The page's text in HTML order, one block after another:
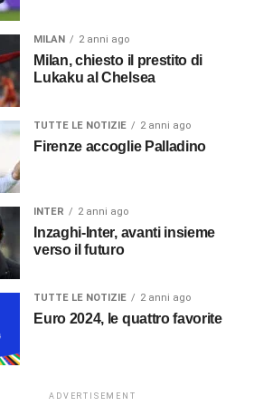
MILAN 2 anni ago
Milan, chiesto il prestito di
Lukaku al Chelsea
TUTTE LE NOTIZIE 2 anni ago
Firenze accoglie Palladino
INTER 2 anni ago
Inzaghi-Inter, avanti insieme
verso il futuro
TUTTE LE NOTIZIE 2 anni ago
Euro 2024, le quattro favorite
ADVERTISEMENT